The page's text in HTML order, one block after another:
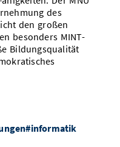
des
den großen
besonders MINT-
Bildungsqualität